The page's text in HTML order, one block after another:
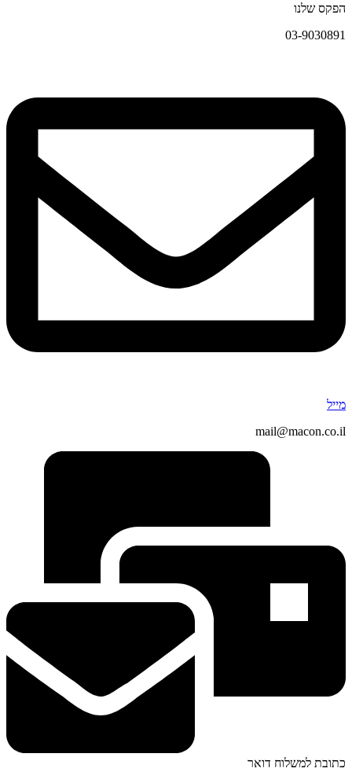
הפקס שלנו
03-9030891
מייל
mail@macon.co.il
כתובת למשלוח דואר